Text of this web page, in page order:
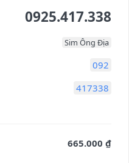
0925.417.338
Sim Ông Địa
092
417338
665.000 ₫